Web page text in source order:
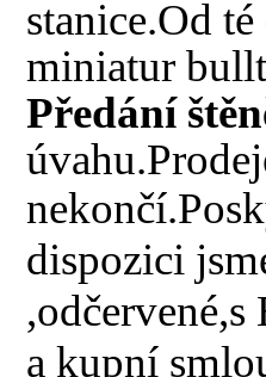
stanice.Od
miniatur
Předání
dispozici
a kupní